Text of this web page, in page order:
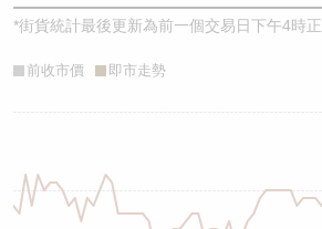
*街貨統計最後更新為前一個交易日下午4時正
前收市價 即市走勢